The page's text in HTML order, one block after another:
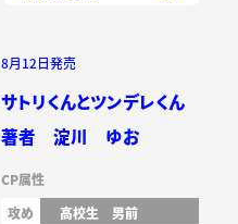
8月12日発売
サトリくんとツンデレくん
著者 淀川 ゆお
CP属性
攻め
高校生 男前